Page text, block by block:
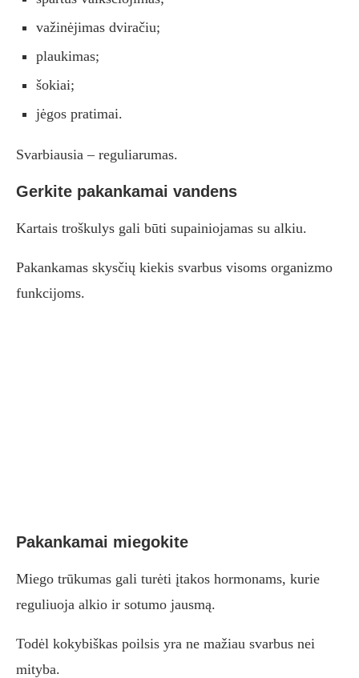
važinėjimas dviračiu;
plaukimas;
šokiai;
jėgos pratimai.
Svarbiausia – reguliarumas.
Gerkite pakankamai vandens
Kartais troškulys gali būti supainiojamas su alkiu.
Pakankamas skysčių kiekis svarbus visoms organizmo
funkcijoms.
Pakankamai miegokite
Miego trūkumas gali turėti įtakos hormonams, kurie
reguliuoja alkio ir sotumo jausmą.
Todėl kokybiškas poilsis yra ne mažiau svarbus nei
mityba.